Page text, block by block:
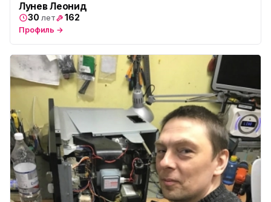
Лунев Леонид
30 лет 162
Профиль →